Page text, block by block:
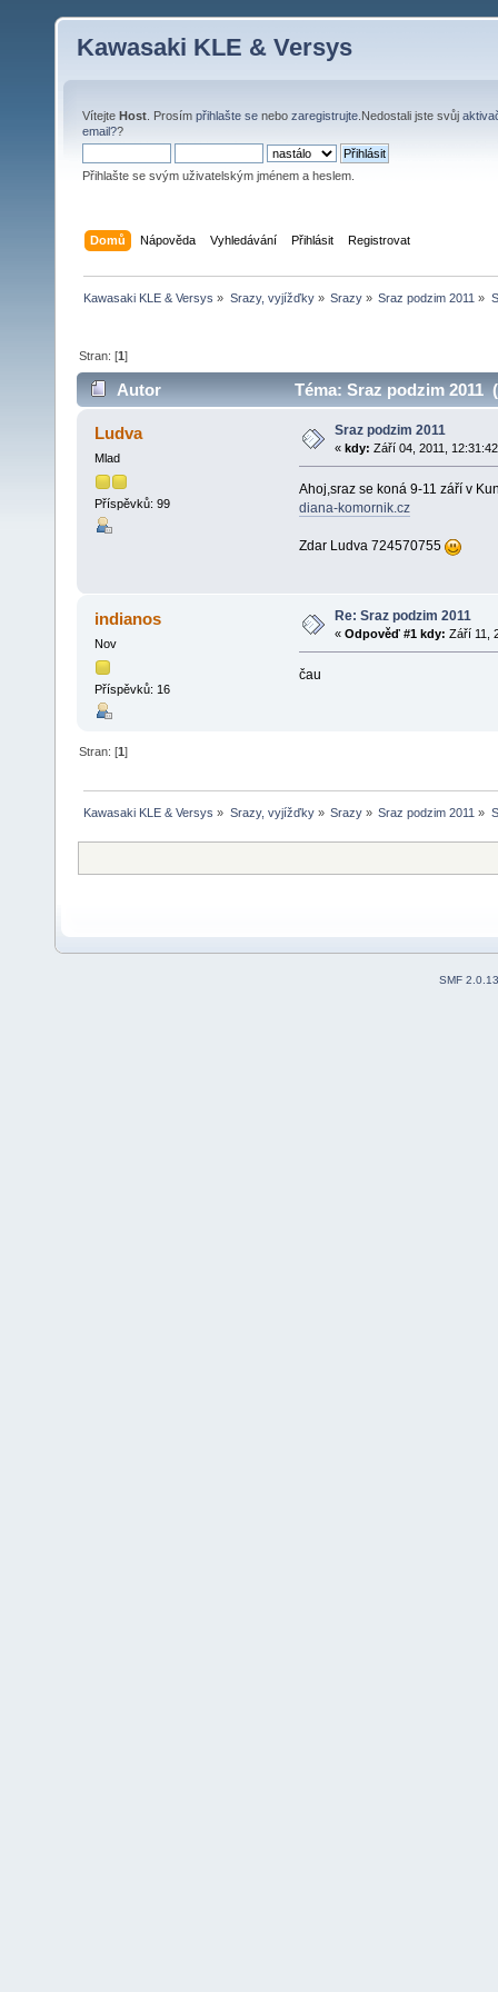
Kawasaki KLE & Versys
Vítejte Host . Prosím přihlašte se nebo zaregistrujte .Nedostali jste svůj
email??
Přihlašte se svým uživatelským jménem a heslem.
Domů Nápověda Vyhledávání Přihlásit Registrovat
Kawasaki KLE & Versys » Srazy, vyjížďky» Srazy» Sraz podzim 2011 »
Stran: [1]
Autor Téma: Sraz podzim 2011
Ludva
Mlad
Příspěvků: 99
Sraz podzim 2011
« kdy: Září 04, 2011,
Ahoj,sraz se koná 9-11 září v
diana-komornik.cz
Zdar Ludva 724570755
indianos
Nov
Příspěvků: 16
Re: Sraz podzim 2011
« Odpověď #1 kdy: Září 11,
čau
Stran: [1]
Kawasaki KLE & Versys » Srazy, vyjížďky» Srazy» Sraz podzim 2011 »
SMF 2.0.13